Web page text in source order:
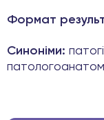
Формат
Синоніми: